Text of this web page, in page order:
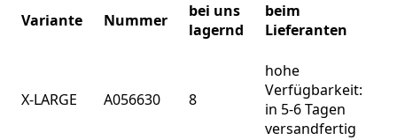
Variante Nummer
bei uns
lagernd
beim
Lieferanten
X-LARGE A056630 8
hohe
Verfügbarkeit:
in 5-6 Tagen
versandfertig